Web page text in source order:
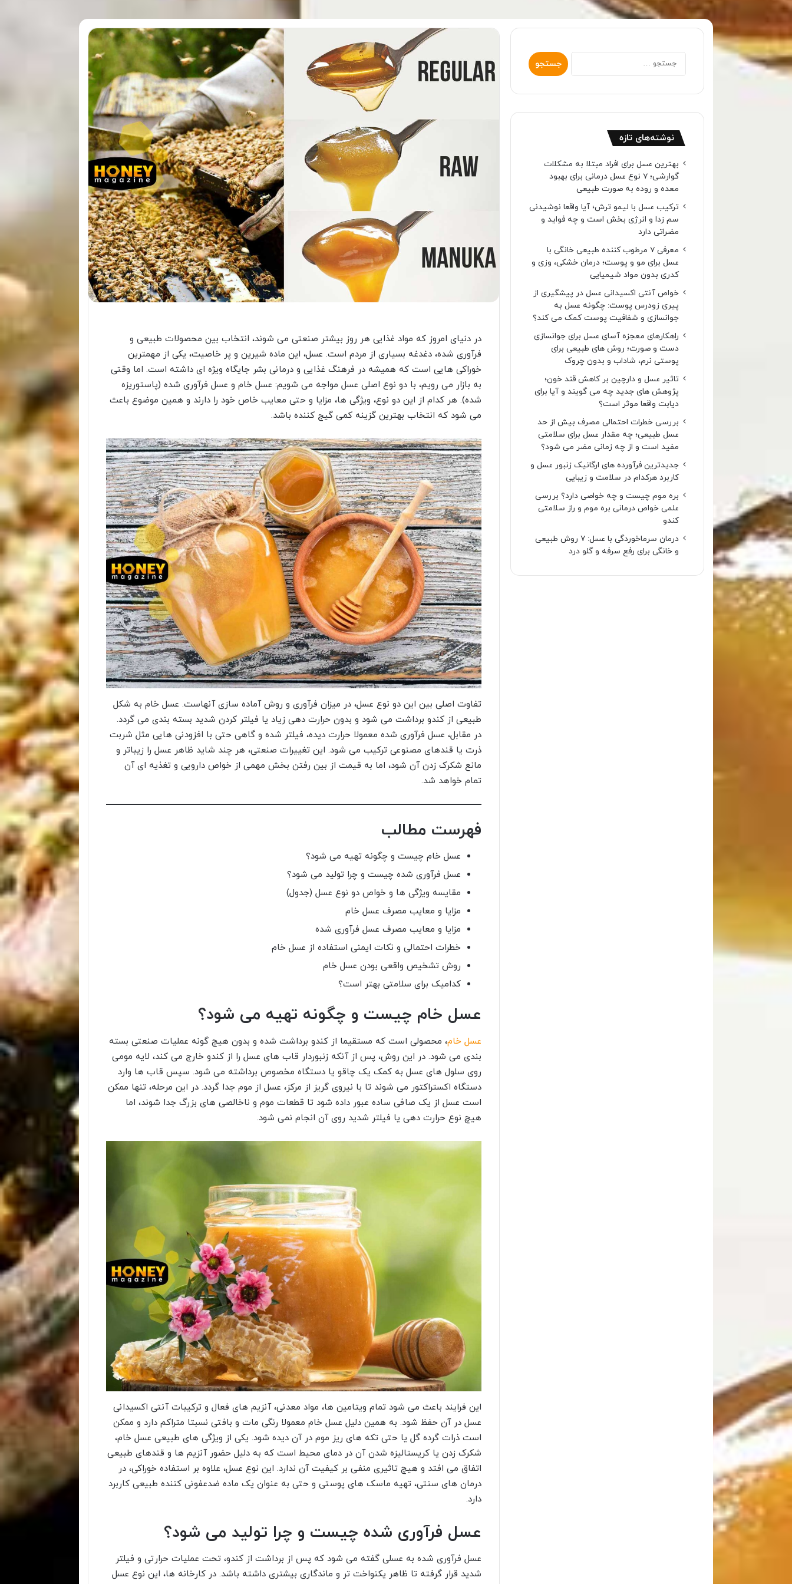
در دنیای امروز که مواد غذایی هر روز بیشتر صنعتی می شوند، انتخاب بین محصولات طبیعی و
فرآوری شده، دغدغه بسیاری از مردم است. عسل، این ماده شیرین و پر خاصیت، یکی از مهمترین
خوراکی هایی است که همیشه در فرهنگ غذایی و درمانی بشر جایگاه ویژه ای داشته است. اما وقتی
به بازار می رویم، با دو نوع اصلی عسل مواجه می شویم: عسل خام و عسل فرآوری شده (پاستوریزه
شده). هر کدام از این دو نوع، ویژگی ها، مزایا و حتی معایب خاص خود را دارند و همین موضوع باعث
می شود که انتخاب بهترین گزینه کمی گیج کننده باشد.
تفاوت اصلی بین این دو نوع عسل، در میزان فرآوری و روش آماده سازی آنهاست. عسل خام به شکل
طبیعی از کندو برداشت می شود و بدون حرارت دهی زیاد یا فیلتر کردن شدید بسته بندی می گردد.
در مقابل، عسل فرآوری شده معمولا حرارت دیده، فیلتر شده و گاهی حتی با افزودنی هایی مثل شربت
ذرت یا قندهای مصنوعی ترکیب می شود. این تغییرات صنعتی، هر چند شاید ظاهر عسل را زیباتر و
مانع شکرک زدن آن شود، اما به قیمت از بین رفتن بخش مهمی از خواص دارویی و تغذیه ای آن
تمام خواهد شد.
فهرست مطالب
عسل خام چیست و چگونه تهیه می شود؟
عسل فرآوری شده چیست و چرا تولید می شود؟
مقایسه ویژگی ها و خواص دو نوع عسل (جدول)
مزایا و معایب مصرف عسل خام
مزایا و معایب مصرف عسل فرآوری شده
خطرات احتمالی و نکات ایمنی استفاده از عسل خام
روش تشخیص واقعی بودن عسل خام
کدامیک برای سلامتی بهتر است؟
عسل خام چیست و چگونه تهیه می شود؟
عسل خام، محصولی است که مستقیما از کندو برداشت شده و بدون هیچ گونه عملیات صنعتی بسته
بندی می شود. در این روش، پس از آنکه زنبوردار قاب های عسل را از کندو خارج می کند، لایه مومی
روی سلول های عسل به کمک یک چاقو یا دستگاه مخصوص برداشته می شود. سپس قاب ها وارد
دستگاه اکستراکتور می شوند تا با نیروی گریز از مرکز، عسل از موم جدا گردد. در این مرحله، تنها ممکن
است عسل از یک صافی ساده عبور داده شود تا قطعات موم و ناخالصی های بزرگ جدا شوند، اما
هیچ نوع حرارت دهی یا فیلتر شدید روی آن انجام نمی شود.
این فرایند باعث می شود تمام ویتامین ها، مواد معدنی، آنزیم های فعال و ترکیبات آنتی اکسیدانی
عسل در آن حفظ شود. به همین دلیل عسل خام معمولا رنگی مات و بافتی نسبتا متراکم دارد و ممکن
است ذرات گرده گل یا حتی تکه های ریز موم در آن دیده شود. یکی از ویژگی های طبیعی عسل خام،
شکرک زدن یا کریستالیزه شدن آن در دمای محیط است که به دلیل حضور آنزیم ها و قندهای طبیعی
اتفاق می افتد و هیچ تاثیری منفی بر کیفیت آن ندارد. این نوع عسل، علاوه بر استفاده خوراکی، در
درمان های سنتی، تهیه ماسک های پوستی و حتی به عنوان یک ماده ضدعفونی کننده طبیعی کاربرد
دارد.
عسل فرآوری شده چیست و چرا تولید می شود؟
عسل فرآوری شده به عسلی گفته می شود که پس از برداشت از کندو، تحت عملیات حرارتی و فیلتر
شدید قرار گرفته تا ظاهر یکنواخت تر و ماندگاری بیشتری داشته باشد. در کارخانه ها، این نوع عسل
جستجو
برای:
نوشته‌های تازه
بهترین عسل برای افراد مبتلا به مشکلات
گوارشی؛ 7 نوع عسل درمانی برای بهبود
معده و روده به صورت طبیعی
ترکیب عسل با لیمو ترش؛ آیا واقعا نوشیدنی
سم زدا و انرژی بخش است و چه فواید و
مضراتی دارد
معرفی 7 مرطوب کننده طبیعی خانگی با
عسل برای مو و پوست؛ درمان خشکی، وزی و
کدری بدون مواد شیمیایی
خواص آنتی اکسیدانی عسل در پیشگیری از
پیری زودرس پوست: چگونه عسل به
جوانسازی و شفافیت پوست کمک می کند؟
راهکارهای معجزه آسای عسل برای جوانسازی
دست و صورت؛ روش های طبیعی برای
پوستی نرم، شاداب و بدون چروک
تاثیر عسل و دارچین بر کاهش قند خون؛
پژوهش های جدید چه می گویند و آیا برای
دیابت واقعا موثر است؟
بررسی خطرات احتمالی مصرف بیش از حد
عسل طبیعی؛ چه مقدار عسل برای سلامتی
مفید است و از چه زمانی مضر می شود؟
جدیدترین فرآورده های ارگانیک زنبور عسل و
کاربرد هرکدام در سلامت و زیبایی
بره موم چیست و چه خواصی دارد؟ بررسی
علمی خواص درمانی بره موم و راز سلامتی
کندو
درمان سرماخوردگی با عسل: ۷ روش طبیعی
و خانگی برای رفع سرفه و گلو درد